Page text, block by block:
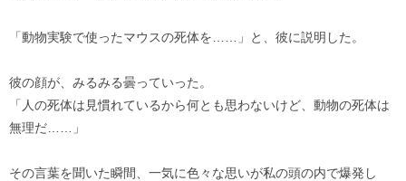
「動物実験で使ったマウスの死体を……」と、彼に説明した。
彼の顔が、みるみる曇っていった。
「人の死体は見慣れているから何とも思わないけど、動物の死体は
無理だ……」
その言葉を聞いた瞬間、一気に色々な思いが私の頭の内で爆発し